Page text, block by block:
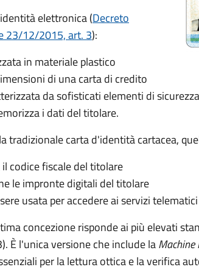
elettronica (Decreto
23/12/2015, art. 3):
in materiale plastico
di una carta di credito
da sofisticati elementi di
i dati del titolare.
tradizionale carta d'identità cartacea,
codice fiscale del titolare
le impronte digitali del titolare
usata per accedere ai servizi
concezione risponde ai più elevati
È l'unica versione che include laMachine
per la lettura ottica e la verifica